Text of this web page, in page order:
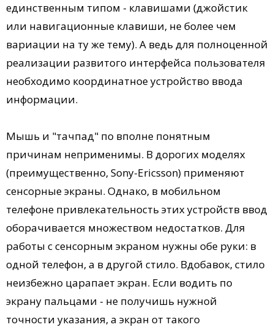
единственным типом - клавишами (джойстик
или навигационные клавиши, не более чем
вариации на ту же тему). А ведь для полноценной
реализации развитого интерфейса пользователя
необходимо координатное устройство ввода
информации.
Мышь и "тачпад" по вполне понятным
причинам неприменимы. В дорогих моделях
(преимущественно, Sony-Ericsson) применяют
сенсорные экраны. Однако, в мобильном
телефоне привлекательность этих устройств ввод
оборачивается множеством недостатков. Для
работы с сенсорным экраном нужны обе руки: в
одной телефон, а в другой стило. Вдобавок, стило
неизбежно царапает экран. Если водить по
экрану пальцами - не получишь нужной
точности указания, а экран от такого